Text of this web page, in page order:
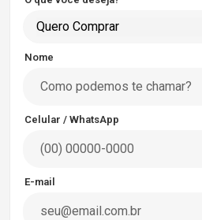
Quero Comprar
Nome
Celular / WhatsApp
E-mail